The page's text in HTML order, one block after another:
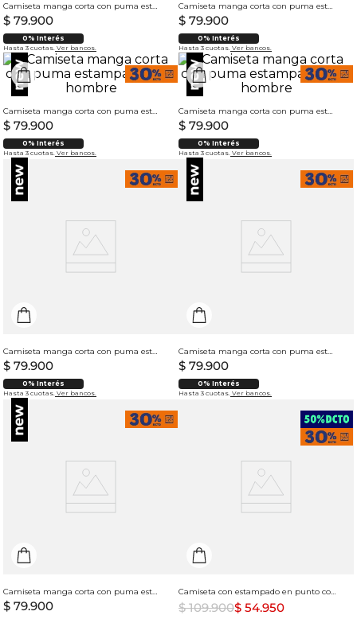
Camiseta manga corta con puma estampado para hombre
$ 79.900
0% Interés
Hasta 3 cuotas. Ver bancos.
Camiseta manga corta con puma estampado para hombre
$ 79.900
0% Interés
Hasta 3 cuotas. Ver bancos.
Camiseta manga corta con puma estampado para hombre
$ 79.900
0% Interés
Hasta 3 cuotas. Ver bancos.
Camiseta manga corta con puma estampado para hombre
$ 79.900
0% Interés
Hasta 3 cuotas. Ver bancos.
Camiseta manga corta con puma estampado para hombre
$ 79.900
0% Interés
Hasta 3 cuotas. Ver bancos.
Camiseta manga corta con puma estampado para hombre
$ 79.900
0% Interés
Hasta 3 cuotas. Ver bancos.
Camiseta manga corta con puma estampado para hombre
$ 79.900
Camiseta con estampado en punto corazón para hombre
$ 109.900$ 54.950